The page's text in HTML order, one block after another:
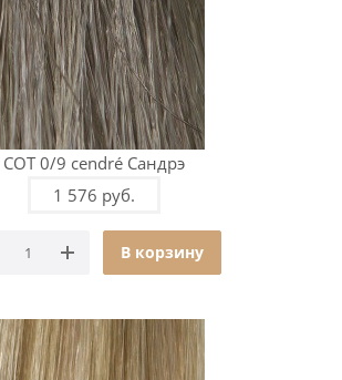
COT 0/9 cendré Сандрэ
1 576 руб.
В корзину